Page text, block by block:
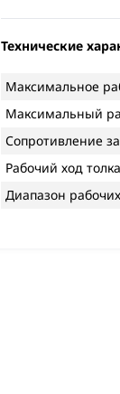
Технические
Максимальное
Максимальный
Сопротивление
Рабочий ход
Диапазон